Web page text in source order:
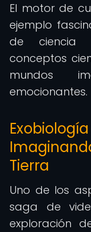
El motor de
ejemplo
de ciencia
conceptos
mundos
emocionantes.
Tierra
Uno de los
saga de
exploración